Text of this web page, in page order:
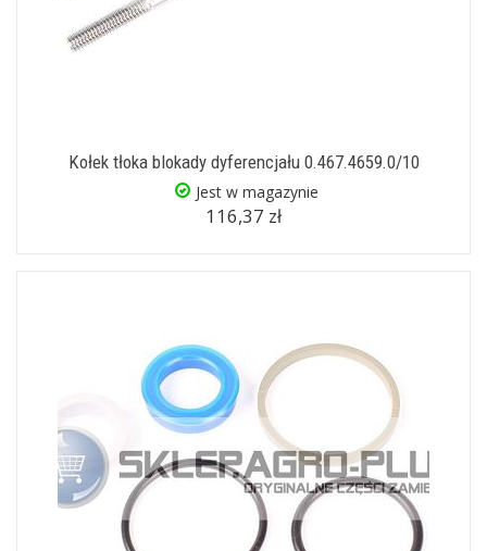
Kołek tłoka blokady dyferencjału 0.467.4659.0/10
Jest w magazynie
116,37 zł